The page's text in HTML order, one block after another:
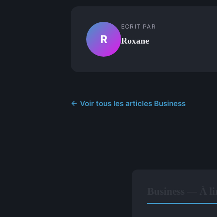
R
ECRIT PAR
Roxane
← Voir tous les articles Business